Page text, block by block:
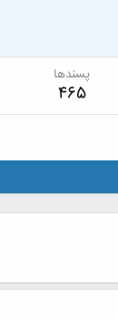
پسندها
465